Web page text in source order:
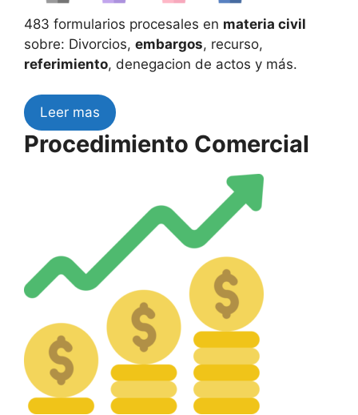
483 formularios procesales en materia civil
sobre: Divorcios, embargos, recurso,
referimiento, denegacion de actos y más.
Leer mas
Procedimiento Comercial